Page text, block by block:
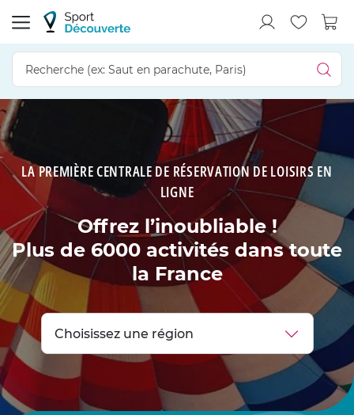
LA PREMIÈRE CENTRALE DE RÉSERVATION DE LOISIRS EN
LIGNE
Offrez l’inoubliable !
Plus de 6000 activités dans toute
la France